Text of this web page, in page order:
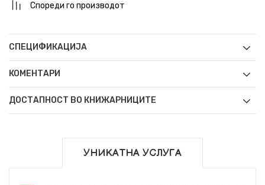
Спореди го производот
СПЕЦИФИКАЦИЈА
КОМЕНТАРИ
ДОСТАПНОСТ ВО КНИЖАРНИЦИТЕ
УНИКАТНА УСЛУГА